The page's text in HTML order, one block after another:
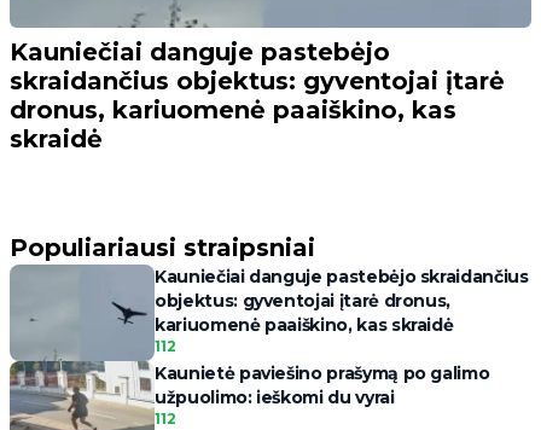
Kauniečiai danguje pastebėjo
skraidančius objektus: gyventojai įtarė
dronus, kariuomenė paaiškino, kas
skraidė
Populiariausi straipsniai
Kauniečiai danguje pastebėjo skraidančius
objektus: gyventojai įtarė dronus,
kariuomenė paaiškino, kas skraidė
112
Kaunietė paviešino prašymą po galimo
užpuolimo: ieškomi du vyrai
112